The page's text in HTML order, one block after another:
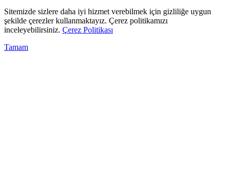
Sitemizde sizlere daha iyi hizmet verebilmek için gizliliğe uygun
şekilde çerezler kullanmaktayız. Çerez politikamızı
inceleyebilirsiniz. Çerez Politikası
Tamam